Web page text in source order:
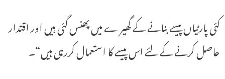
کئی پارٹیاں پیسے بنانے کے گھیر ے میں پھنس گئی ہیں اور اقتدار
حاصل کرنے کے لئے اس پیسے کا استعمال کررہی ہیں“۔